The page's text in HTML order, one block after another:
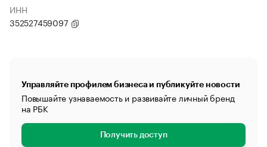
ИНН
352527459097
Управляйте профилем бизнеса и публикуйте новости
Повышайте узнаваемость и развивайте личный бренд
на РБК
Получить доступ